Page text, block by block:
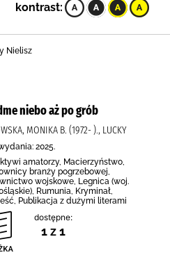
kontrast:
Nielisz
niebo aż po grób
MONIKA B. (1972- )., LUCKY
2025.
amatorzy, Macierzyństwo,
branży pogrzebowej,
wojskowe, Legnica (woj.
Rumunia, Kryminał,
Publikacja z dużymi literami
dostępne:
1 z 1